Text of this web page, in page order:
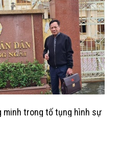
minh trong tố tụng hình sự